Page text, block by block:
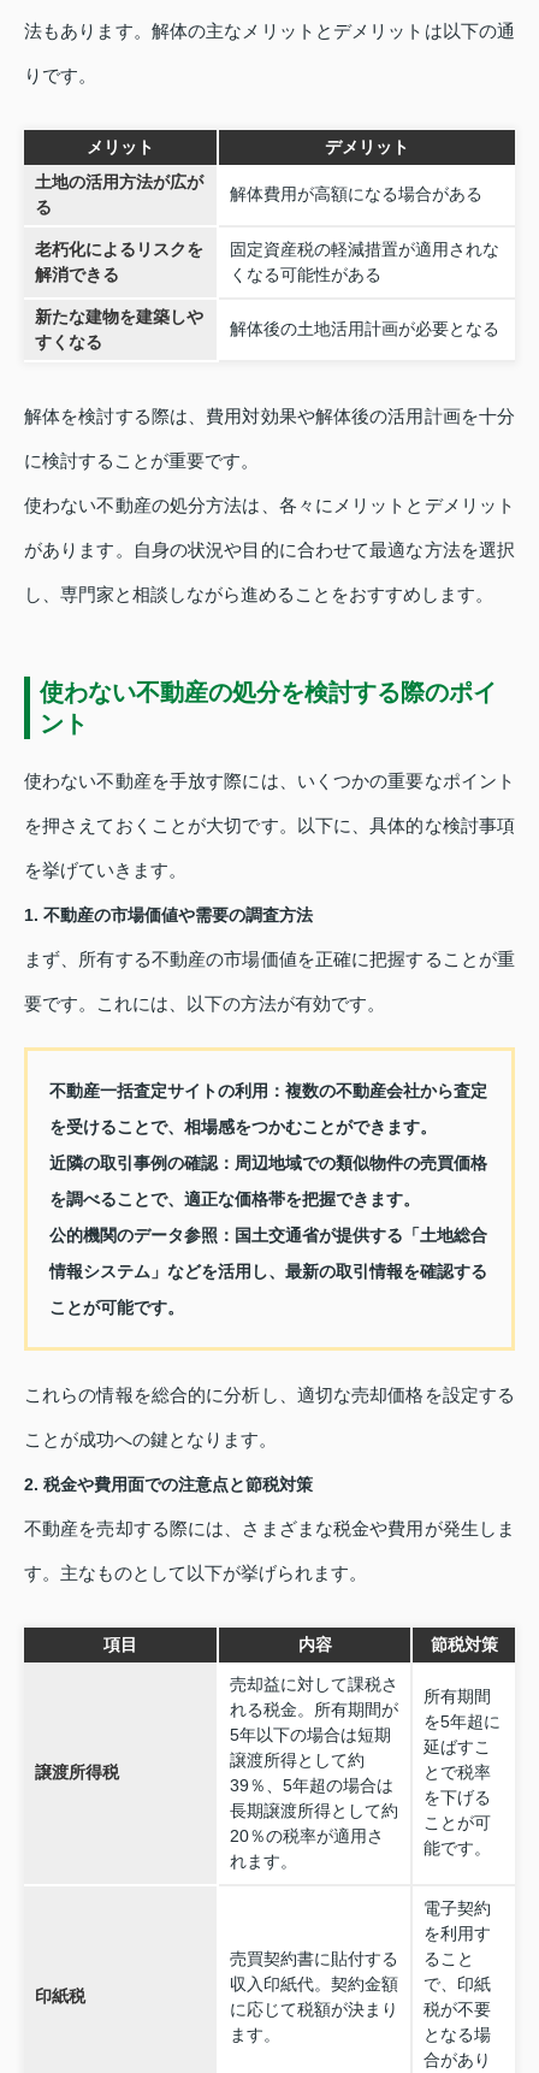
法もあります。解体の主なメリットとデメリットは以下の通
りです。
メリット
デメリット
土地の活用方法が広が
る
解体費用が高額になる場合がある
老朽化によるリスクを
解消できる
固定資産税の軽減措置が適用されな
くなる可能性がある
新たな建物を建築しや
すくなる
解体後の土地活用計画が必要となる
解体を検討する際は、費用対効果や解体後の活用計画を十分
に検討することが重要です。
使わない不動産の処分方法は、各々にメリットとデメリット
があります。自身の状況や目的に合わせて最適な方法を選択
し、専門家と相談しながら進めることをおすすめします。
使わない不動産の処分を検討する際のポイ
ント
使わない不動産を手放す際には、いくつかの重要なポイント
を押さえておくことが大切です。以下に、具体的な検討事項
を挙げていきます。
1. 不動産の市場価値や需要の調査方法
まず、所有する不動産の市場価値を正確に把握することが重
要です。これには、以下の方法が有効です。
不動産一括査定サイトの利用 ：複数の不動産会社から査定
を受けることで、相場感をつかむことができます。
近隣の取引事例の確認：周辺地域での類似物件の売買価格
を調べることで、適正な価格帯を把握できます。
公的機関のデータ参照 ：国土交通省が提供する「土地総合
情報システム」などを活用し、最新の取引情報を確認する
ことが可能です。
これらの情報を総合的に分析し、適切な売却価格を設定する
ことが成功への鍵となります。
2. 税金や費用面での注意点と節税対策
不動産を売却する際には、さまざまな税金や費用が発生しま
す。主なものとして以下が挙げられます。
項目 内容 節税対策
譲渡所得税
売却益に対して課税さ
れる税金。所有期間が
5年以下の場合は短期
譲渡所得として約
39％、5年超の場合は
長期譲渡所得として約
20％の税率が適用さ
れます。
所有期間
を5年超に
延ばすこ
とで税率
を下げる
ことが可
能です。
印紙税
売買契約書に貼付する
収入印紙代。契約金額
に応じて税額が決まり
ます。
電子契約
を利用す
ること
で、印紙
税が不要
となる場
合があり